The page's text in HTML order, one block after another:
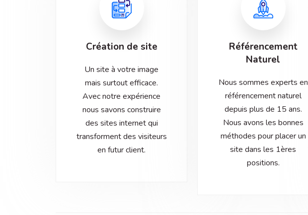
Création de site
Un site à votre image
mais surtout efficace.
Avec notre expérience
nous savons construire
des sites internet qui
transforment des visiteurs
en futur client.
Référencement
Naturel
Nous sommes experts en
référencement naturel
depuis plus de 15 ans.
Nous avons les bonnes
méthodes pour placer un
site dans les 1ères
positions.